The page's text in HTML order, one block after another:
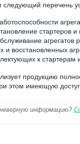
перечень
стартеров
агрегатов
и восстановленных
к стартерам
продукцию
этом имеющую
информацию?